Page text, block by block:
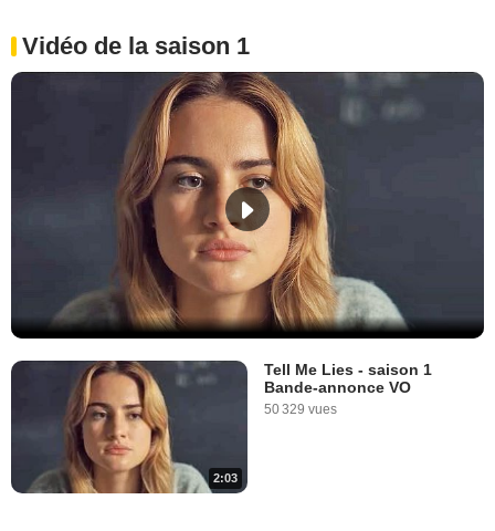
Vidéo de la saison 1
2:03
Tell Me Lies - saison 1
Bande-annonce VO
50 329 vues